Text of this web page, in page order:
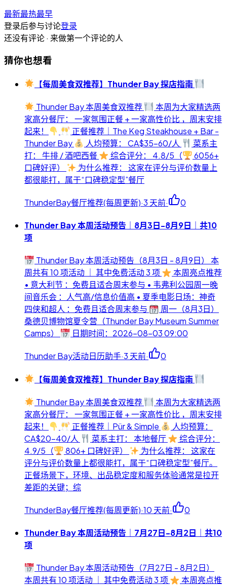
最新最热最早
登录后参与讨论登录
还没有评论 · 来做第一个评论的人
猜你也想看
【每周美食双推荐】Thunder Bay 探店指南
Thunder Bay 本周美食双推荐
本周为大家精选两
家高分餐厅： 一家氛围正餐 + 一家高性价比 ，周末安排
起来！
正餐推荐｜The Keg Steakhouse + Bar -
Thunder Bay
人均预算： CA$35-60/人
菜系主
打： 牛排 / 酒吧西餐
综合评分： 4.8/5（
6056+
口碑好评）
为什么推荐： 这家在评分与评价数量上
都很能打，属于“口碑稳定型”餐厅
ThunderBay餐厅推荐(每周更新)·3 天前· 0
Thunder Bay 本周活动预告｜8月3日-8月9日｜共10
项
Thunder Bay 本周活动预告（8月3日 - 8月9日） 本
周共有 10 项活动 ｜ 其中免费活动 3 项
本周亮点推荐
• 意大利节 ：免费且适合周末参与 • 韦弗利公园周一晚
间音乐会 ：人气高/信息价值高 • 夏季电影日场：神奇
四侠和超人 ：免费且适合周末参与
周一（8月3日）
桑德贝博物馆夏令营（Thunder Bay Museum Summer
Camps）
日期时间：2026-08-03 09:00
Thunder Bay活动日历助手·3 天前· 0
【每周美食双推荐】Thunder Bay 探店指南
Thunder Bay 本周美食双推荐
本周为大家精选两
家高分餐厅： 一家氛围正餐 + 一家高性价比 ，周末安排
起来！
正餐推荐｜Pür & Simple
人均预算：
CA$20-40/人
菜系主打： 本地餐厅
综合评分：
4.9/5（
806+ 口碑好评）
为什么推荐： 这家在
评分与评价数量上都很能打，属于“口碑稳定型”餐厅。
正餐场景下，环境、出品稳定度和服务体验通常是拉开
差距的关键；综
ThunderBay餐厅推荐(每周更新)·10 天前· 0
Thunder Bay 本周活动预告｜7月27日-8月2日｜共10
项
Thunder Bay 本周活动预告（7月27日 - 8月2日）
本周共有 10 项活动 ｜ 其中免费活动 3 项
本周亮点推